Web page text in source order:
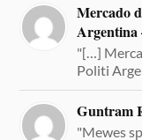
Mercado
Argentina
"[…]
Politi
Guntram
"Mewes